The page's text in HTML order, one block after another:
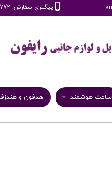
پیگیری سفارش: 09120220772
ساعت هوشمند هدفون و